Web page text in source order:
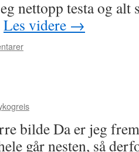
nettopp testa og alt
Les videre →
bilde Da er jeg
går nesten, så